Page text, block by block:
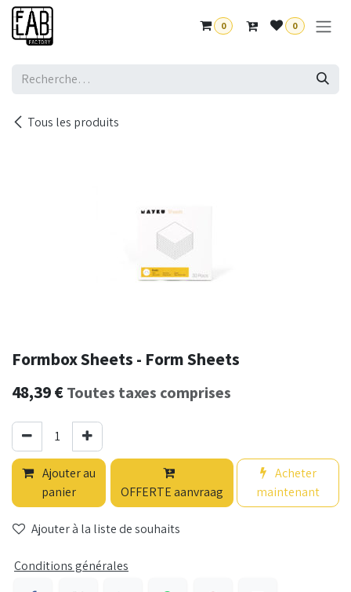
Se rendre au contenu
0 0
Tous les produits
Formbox Sheets - Form Sheets
48,39€ Toutes taxes comprises
Ajouter au
panier
OFFERTE aanvraag
Acheter
maintenant
Ajouter à la liste de souhaits
Conditions générales